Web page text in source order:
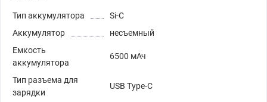
Тип аккумулятора
Si-C
Аккумулятор
несъемный
Емкость
аккумулятора
6500 мАч
Тип разъема для
зарядки
USB Type-C